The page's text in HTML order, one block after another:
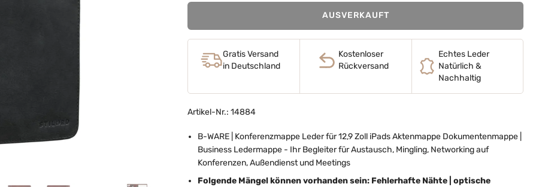
AUSVERKAUFT
Gratis Versand
in Deutschland
Kostenloser
Rückversand
Echtes Leder
Natürlich &
Nachhaltig
Artikel-Nr.: 14884
B-WARE | Konferenzmappe Leder für 12,9 Zoll iPads Aktenmappe Dokumentenmappe |
Business Ledermappe - Ihr Begleiter für Austausch, Mingling, Networking auf
Konferenzen, Außendienst und Meetings
Folgende Mängel können vorhanden sein: Fehlerhafte Nähte | optische